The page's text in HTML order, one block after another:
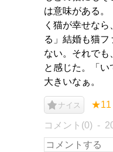
は意味がある。
く猫が幸せな
る」結婚も猫
ない。それでも
と感じた。「い
大きいなぁ。
ナイス ★11
コメント(0)